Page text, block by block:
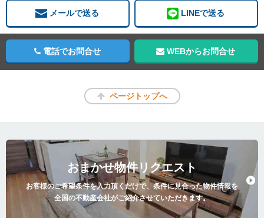
メールで送る LINEで送る
電話でお問合せ WEBからお問合せ
ページトップへ
おまかせ物件リクエスト
お客様のご希望条件を入力頂くだけで、条件に見合った物件情報を
全国の不動産会社がご紹介させていただきます。